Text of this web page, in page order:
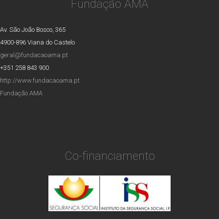
Fundação AMA
Av. São João Bosco, 365
4900-896 Viana do Castelo
geral@fundacaoama.pt
+351 258 843 900
http://www.fundacaoama.pt
Fundação AMA
Co-financiamento